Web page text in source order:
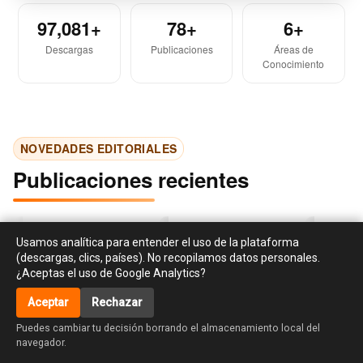
Usamos analítica para entender el uso de la plataforma
(descargas, clics, países). No recopilamos datos personales.
¿Aceptas el uso de Google Analytics?
Aceptar Rechazar
Puedes cambiar tu decisión borrando el almacenamiento local del
navegador.
97,081+
Descargas
78+
Publicaciones
6+
Áreas de
Conocimiento
NOVEDADES EDITORIALES
Publicaciones recientes
Investigación en
‹